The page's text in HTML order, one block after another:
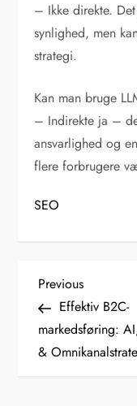
– Ikke direkte.
synlighed, men
strategi.
Kan man bruge
– Indirekte ja –
ansvarlighed og
flere forbrugere
SEO
I
n
d
l
Previous
Post
Previous
Effektiv B2C-
markedsføring:
&